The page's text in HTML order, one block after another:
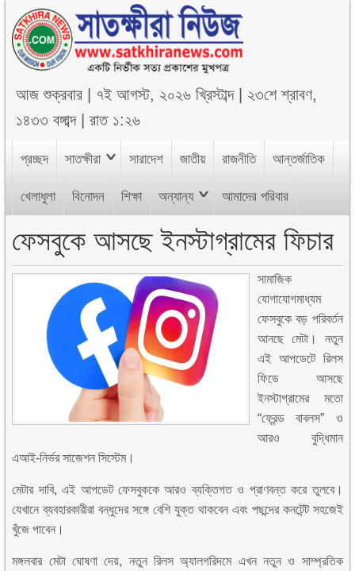
আজশুক্রবার ৭ই আগস্ট, ২০২৬ খ্রিস্টাব্দ| ২৩শে শ্রাবণ,
১৪৩৩ বঙ্গাব্দ|রাত ১:২৬
প্রচ্ছদ সাতক্ষীরা সারাদেশ জাতীয় রাজনীতি আন্তর্জাতিক
খেলাধুলা বিনোদন শিক্ষা অন্যান্য আমাদের পরিবার
ফেসবুকে আসছে ইনস্টাগ্রামের ফিচার
সামাজিক
যোগাযোগমাধ্যম
ফেসবুকে বড় পরিবর্তন
আনছে মেটা। নতুন
এই আপডেটে রিলস
ফিডে আসছে
ইনস্টাগ্রামের মতো
“ফ্রেন্ড বাবলস” ও
আরও বুদ্ধিমান
এআই-নির্ভর সাজেশন সিস্টেম।
মেটার দাবি, এই আপডেট ফেসবুককে আরও ব্যক্তিগত ও প্রাণবন্ত করে তুলবে।
যেখানে ব্যবহারকারীরা বন্ধুদের সঙ্গে বেশি যুক্ত থাকবেন এবং পছন্দের কনটেন্ট সহজেই
খুঁজে পাবেন।
মঙ্গলবার মেটা ঘোষণা দেয়, নতুন রিলস অ্যালগরিদমে এখন নতুন ও সাম্প্রতিক